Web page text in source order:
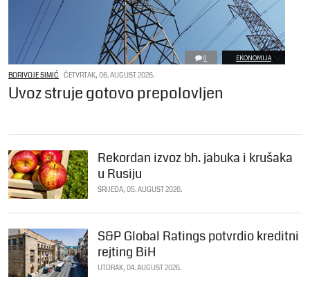
0 EKONOMIJA
BORIVOJE SIMIĆ ČETVRTAK, 06. AUGUST 2026.
Uvoz struje gotovo prepolovljen
Rekordan izvoz bh. jabuka i krušaka
u Rusiju
SRIJEDA, 05. AUGUST 2026.
S&P Global Ratings potvrdio kreditni
rejting BiH
UTORAK, 04. AUGUST 2026.